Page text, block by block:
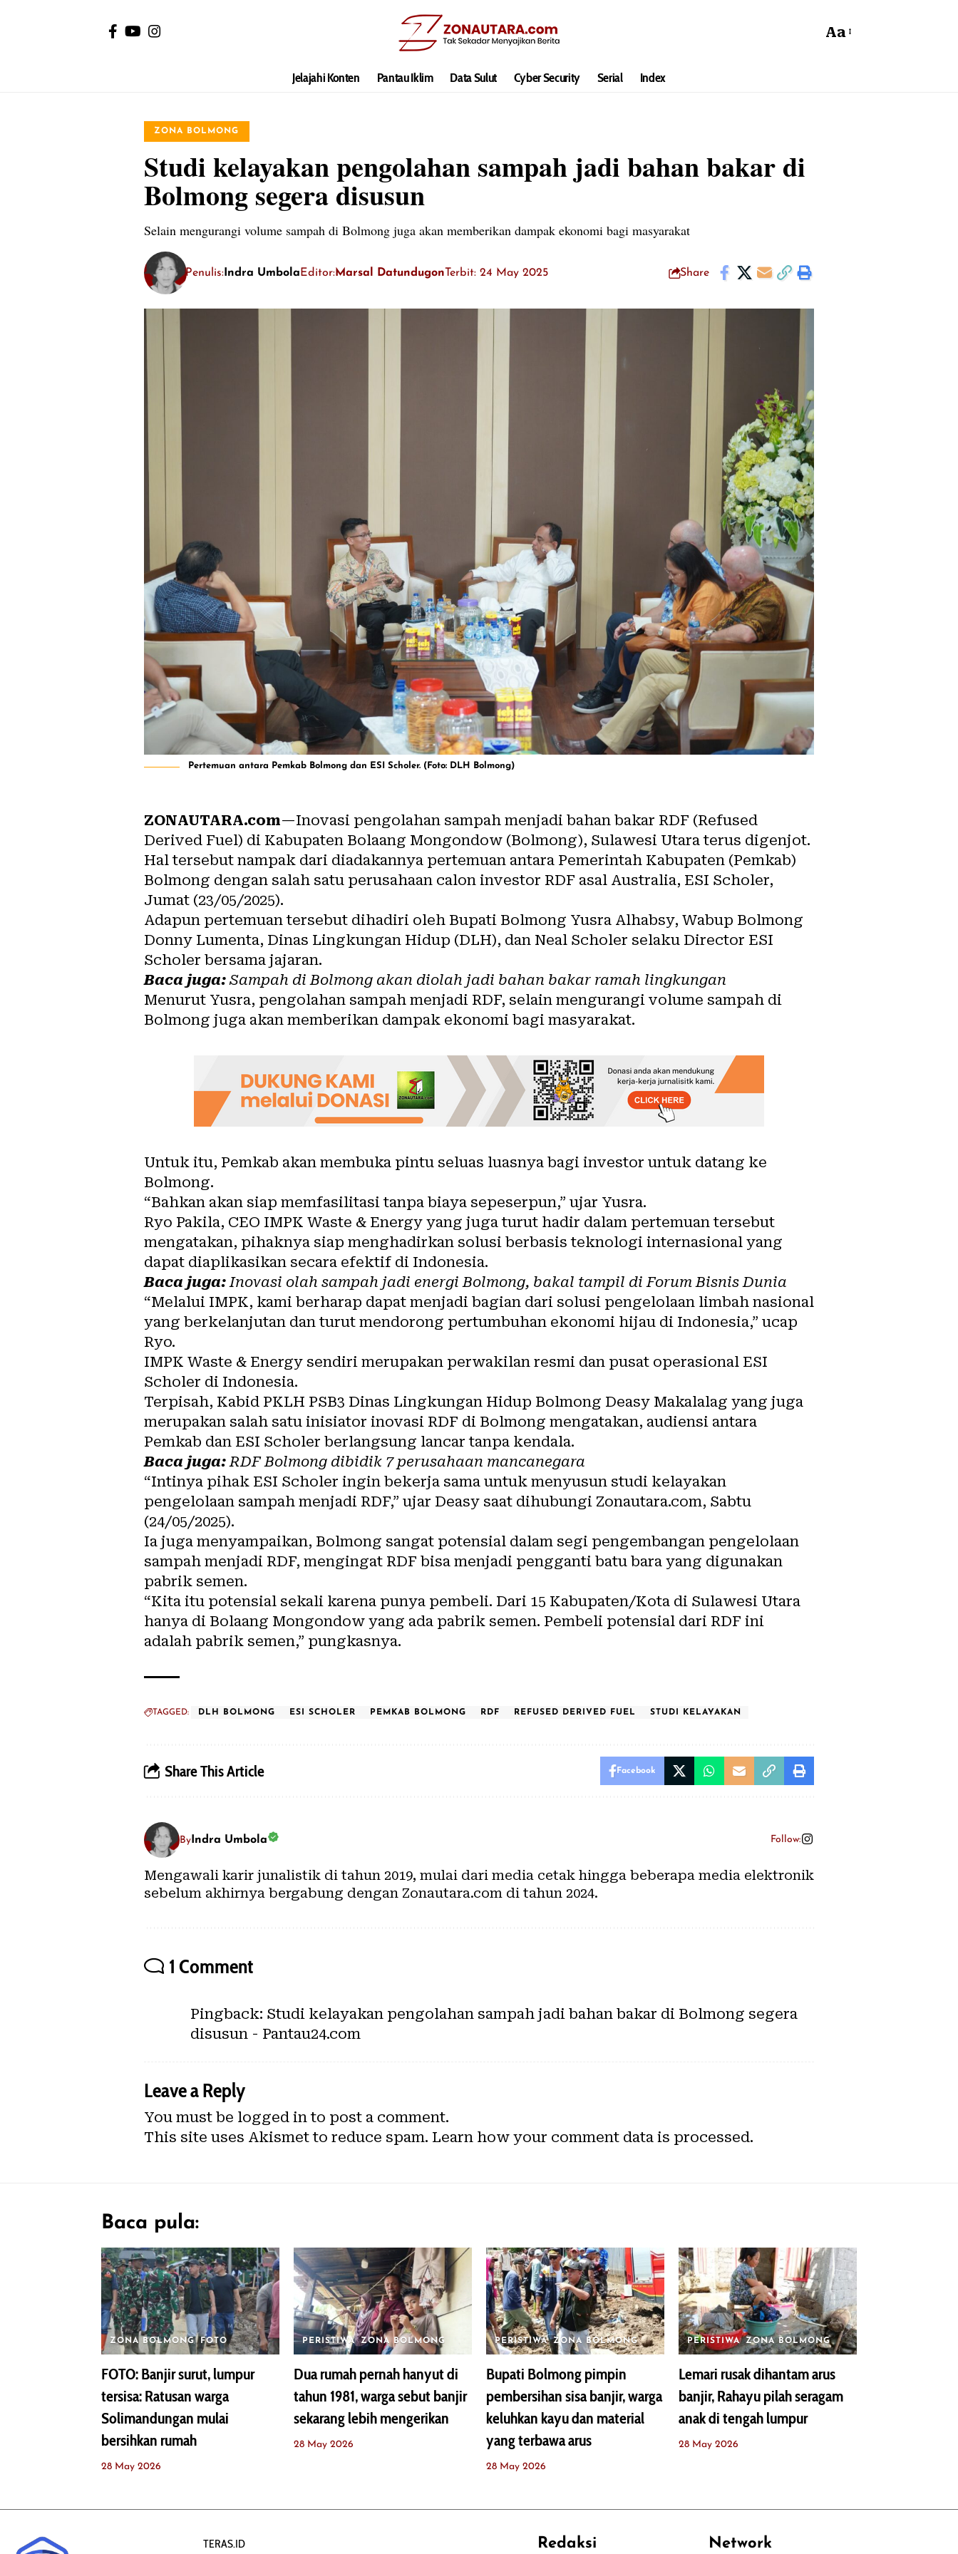
Aa
Jelajahi Konten Pantau Iklim Data Sulut Cyber Security Serial Index
ZONA BOLMONG
Studi kelayakan pengolahan sampah jadi bahan bakar di
Bolmong segera disusun
Selain mengurangi volume sampah di Bolmong juga akan memberikan dampak ekonomi bagi masyarakat
Penulis: Indra Umbola Editor:Marsal Datundugon Terbit: 24 May 2025 Share
Pertemuan antara Pemkab Bolmong dan ESI Scholer. (Foto: DLH Bolmong)
ZONAUTARA.com—Inovasi pengolahan sampah menjadi bahan bakar RDF (Refused
Derived Fuel) di Kabupaten Bolaang Mongondow (Bolmong), Sulawesi Utara terus digenjot.
Hal tersebut nampak dari diadakannya pertemuan antara Pemerintah Kabupaten (Pemkab)
Bolmong dengan salah satu perusahaan calon investor RDF asal Australia, ESI Scholer,
Jumat (23/05/2025).
Adapun pertemuan tersebut dihadiri oleh Bupati Bolmong Yusra Alhabsy, Wabup Bolmong
Donny Lumenta, Dinas Lingkungan Hidup (DLH), dan Neal Scholer selaku Director ESI
Scholer bersama jajaran.
Baca juga: Sampah di Bolmong akan diolah jadi bahan bakar ramah lingkungan
Menurut Yusra, pengolahan sampah menjadi RDF, selain mengurangi volume sampah di
Bolmong juga akan memberikan dampak ekonomi bagi masyarakat.
Untuk itu, Pemkab akan membuka pintu seluas luasnya bagi investor untuk datang ke
Bolmong.
“Bahkan akan siap memfasilitasi tanpa biaya sepeserpun,” ujar Yusra.
Ryo Pakila, CEO IMPK Waste & Energy yang juga turut hadir dalam pertemuan tersebut
mengatakan, pihaknya siap menghadirkan solusi berbasis teknologi internasional yang
dapat diaplikasikan secara efektif di Indonesia.
Baca juga:Inovasi olah sampah jadi energi Bolmong, bakal tampil di Forum Bisnis Dunia
“Melalui IMPK, kami berharap dapat menjadi bagian dari solusi pengelolaan limbah nasional
yang berkelanjutan dan turut mendorong pertumbuhan ekonomi hijau di Indonesia,” ucap
Ryo.
IMPK Waste & Energy sendiri merupakan perwakilan resmi dan pusat operasional ESI
Scholer di Indonesia.
Terpisah, Kabid PKLH PSB3 Dinas Lingkungan Hidup Bolmong Deasy Makalalag yang juga
merupakan salah satu inisiator inovasi RDF di Bolmong mengatakan, audiensi antara
Pemkab dan ESI Scholer berlangsung lancar tanpa kendala.
Baca juga:RDF Bolmong dibidik 7 perusahaan mancanegara
“Intinya pihak ESI Scholer ingin bekerja sama untuk menyusun studi kelayakan
pengelolaan sampah menjadi RDF,” ujar Deasy saat dihubungi Zonautara.com, Sabtu
(24/05/2025).
Ia juga menyampaikan, Bolmong sangat potensial dalam segi pengembangan pengelolaan
sampah menjadi RDF, mengingat RDF bisa menjadi pengganti batu bara yang digunakan
pabrik semen.
“Kita itu potensial sekali karena punya pembeli. Dari 15 Kabupaten/Kota di Sulawesi Utara
hanya di Bolaang Mongondow yang ada pabrik semen. Pembeli potensial dari RDF ini
adalah pabrik semen,” pungkasnya.
TAGGED: DLH BOLMONG ESI SCHOLER PEMKAB BOLMONG RDF REFUSED DERIVED FUEL STUDI KELAYAKAN
Share This Article Facebook
ByIndra Umbola Follow:
Mengawali karir junalistik di tahun 2019, mulai dari media cetak hingga beberapa media elektronik
sebelum akhirnya bergabung dengan Zonautara.com di tahun 2024.
1 Comment
Pingback: Studi kelayakan pengolahan sampah jadi bahan bakar di Bolmong segera
disusun - Pantau24.com
Leave a Reply
You must be logged into post a comment.
This site uses Akismet to reduce spam. Learn how your comment data is processed.
Baca pula:
ZONA BOLMONG FOTO
FOTO: Banjir surut, lumpur
tersisa: Ratusan warga
Solimandungan mulai
bersihkan rumah
28 May 2026
PERISTIWA ZONA BOLMONG
Dua rumah pernah hanyut di
tahun 1981, warga sebut banjir
sekarang lebih mengerikan
28 May 2026
PERISTIWA ZONA BOLMONG
Bupati Bolmong pimpin
pembersihan sisa banjir, warga
keluhkan kayu dan material
yang terbawa arus
28 May 2026
PERISTIWA ZONA BOLMONG
Lemari rusak dihantam arus
banjir, Rahayu pilah seragam
anak di tengah lumpur
28 May 2026
TERAS.ID Redaksi Network